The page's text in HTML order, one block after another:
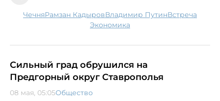
Чечня Рамзан Кадыров Владимир Путин
встреча
экономика
Сильный град обрушился на
Предгорный округ Ставрополья
08 мая, 05:05Общество